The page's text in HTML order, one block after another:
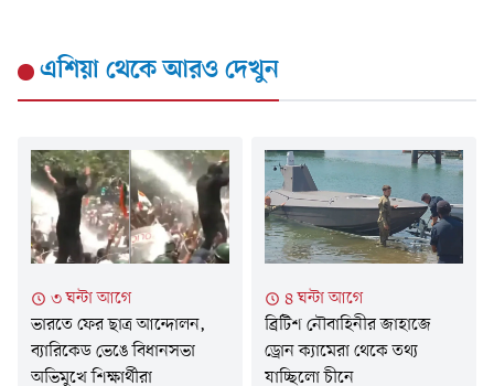
এশিয়াথেকে আরও দেখুন
৩ ঘন্টা আগে
ভারতে ফের ছাত্র আন্দোলন,
ব্যারিকেড ভেঙে বিধানসভা
অভিমুখে শিক্ষার্থীরা
৪ ঘন্টা আগে
ব্রিটিশ নৌবাহিনীর জাহাজে
ড্রোন ক্যামেরা থেকে তথ্য
যাচ্ছিলো চীনে